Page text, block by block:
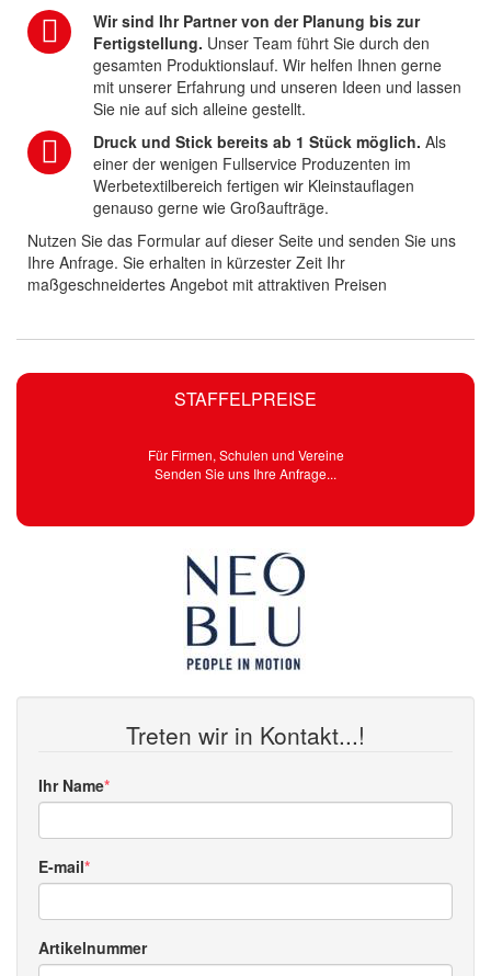
STAFFELPREISE
Für Firmen, Schulen und Vereine
Senden Sie uns Ihre Anfrage...
Treten wir in Kontakt...!
Ihr Name
E-mail
Artikelnummer
Wir sind Ihr Partner von der Planung bis zur
Fertigstellung. Unser Team führt Sie durch den
gesamten Produktionslauf. Wir helfen Ihnen gerne
mit unserer Erfahrung und unseren Ideen und lassen
Sie nie auf sich alleine gestellt.
Druck und Stick bereits ab 1 Stück möglich. Als
einer der wenigen Fullservice Produzenten im
Werbetextilbereich fertigen wir Kleinstauflagen
genauso gerne wie Großaufträge.
Nutzen Sie das Formular auf dieser Seite und senden Sie uns
Ihre Anfrage. Sie erhalten in kürzester Zeit Ihr
maßgeschneidertes Angebot mit attraktiven Preisen